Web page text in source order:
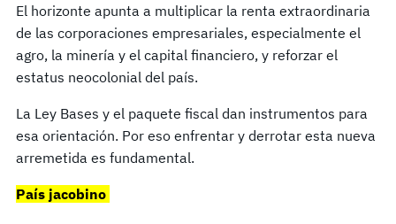
El horizonte apunta a multiplicar la renta extraordinaria
de las corporaciones empresariales, especialmente el
agro, la minería y el capital financiero, y reforzar el
estatus neocolonial del país.
La Ley Bases y el paquete fiscal dan instrumentos para
esa orientación. Por eso enfrentar y derrotar esta nueva
arremetida es fundamental.
País jacobino